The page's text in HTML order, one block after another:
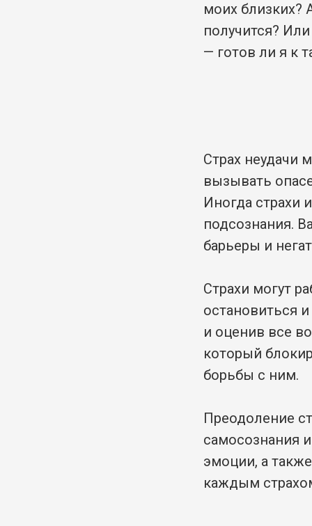
моих близких?
получится?
— готов ли я к
Страх неудачи
вызывать
Иногда страхи
подсознания.
барьеры и
Страхи могут
остановиться
и оценив все
который
борьбы с ним.
Преодоление
самосознания
эмоции, а
каждым